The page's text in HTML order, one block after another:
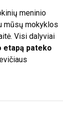
meninio
mūsų mokyklos
Visi dalyviai
etapą pateko